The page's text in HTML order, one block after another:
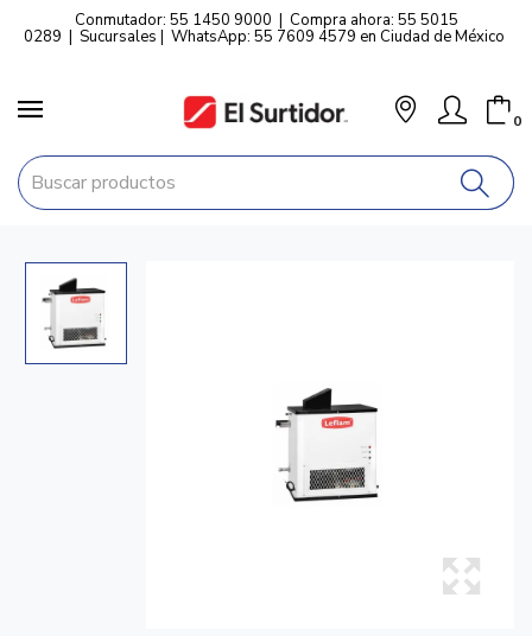
Conmutador: 55 1450 9000 | Compra ahora: 55 5015
0289 | Sucursales | WhatsApp: 55 7609 4579 en Ciudad de México
0